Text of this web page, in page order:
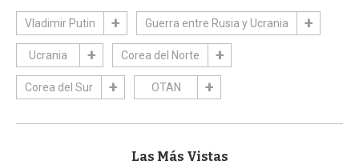
Vladimir Putin Guerra entre Rusia y Ucrania
Ucrania Corea del Norte
Corea del Sur OTAN
Las Más Vistas